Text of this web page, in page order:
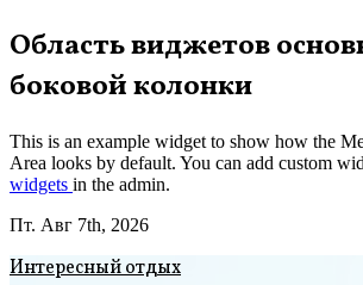
Перейти
к
содержимому
Область виджетов
боковой колонки
This is an example widget to show how the
Area looks by default. You can add custom
widgets in the admin.
Пт. Авг 7th, 2026
Интересный отдых